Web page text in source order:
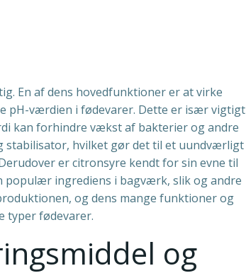
En af dens hovedfunktioner er at virke
pH-værdien i fødevarer. Dette er især vigtigt
kan forhindre vækst af bakterier og andre
stabilisator, hvilket gør det til et uundværligt
er citronsyre kendt for sin evne til
populær ingrediens i bagværk, slik og andre
og dens mange funktioner og
typer fødevarer.
og